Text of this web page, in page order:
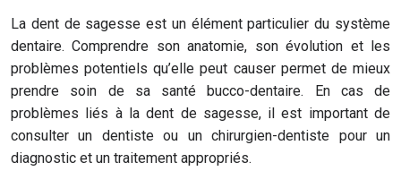
La dent de sagesse est un élément particulier du système
dentaire. Comprendre son anatomie, son évolution et les
problèmes potentiels qu’elle peut causer permet de mieux
prendre soin de sa santé bucco-dentaire. En cas de
problèmes liés à la dent de sagesse, il est important de
consulter un dentiste ou un chirurgien-dentiste pour un
diagnostic et un traitement appropriés.